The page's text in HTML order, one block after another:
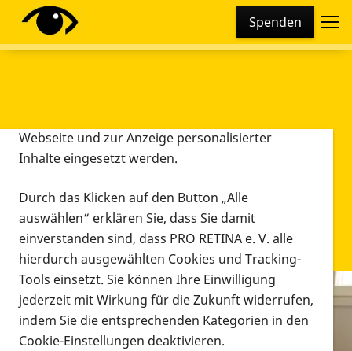
Spenden
Infomaterial
Infomaterial
Diese Webseite setzt verschiedene Cookies und
Tracking-Tools ein. Dies beinhaltet Cookies und
Webseite und zur Anzeige personalisierter
Inhalte eingesetzt werden.
Durch das Klicken auf den Button „Alle
auswählen“ erklären Sie, dass Sie damit
einverstanden sind, dass PRO RETINA e. V. alle
hierdurch ausgewählten Cookies und Tracking-
Tools einsetzt. Sie können Ihre Einwilligung
jederzeit mit Wirkung für die Zukunft widerrufen,
indem Sie die entsprechenden Kategorien in den
Cookie-Einstellungen deaktivieren.